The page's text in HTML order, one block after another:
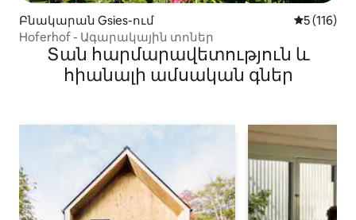
Բնակարան Gsies-ում Միջին
5 (116)
Hoferhof - Ագարակային տոներ
Տան հարմարավետություն և
հիանալի ամսական գներ